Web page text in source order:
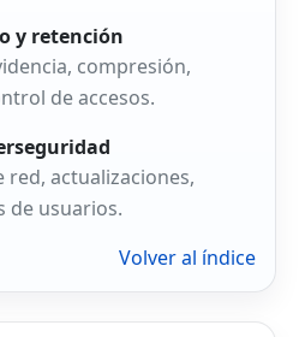
y retención
compresión,
de accesos.
red, actualizaciones,
de usuarios.
Volver al índice